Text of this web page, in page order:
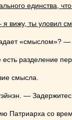
единства,
вижу, ты уловил
«смыслом»? —
разделение
смысла.
—
Патриарха со